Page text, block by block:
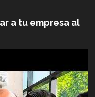
a tu empresa al